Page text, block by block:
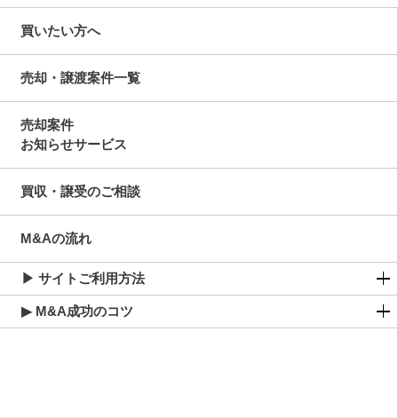
買いたい方へ
売却・譲渡案件一覧
売却案件
お知らせサービス
買収・譲受のご相談
M&Aの流れ
▶ サイトご利用方法
▶ M&A成功のコツ